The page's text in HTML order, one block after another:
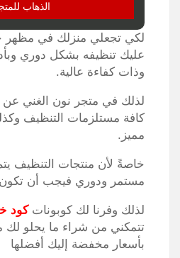
الذهاب
لكي تجعلي منزلك في
عليك تنظيفه بشكل دوري
وذات كفاءة عالية.
لذلك في متجر نون الغني عن
كافة مستلزمات التنظيف
مميز.
خاصةً لأن منتجات التنظيف
مستمر ودوري فيجب أن تكون
لذلك وفرنا لك كوبوناتكود
تتمكني من شراء ما يحلو لك
بأسعار مخفضة إليك أفضلها